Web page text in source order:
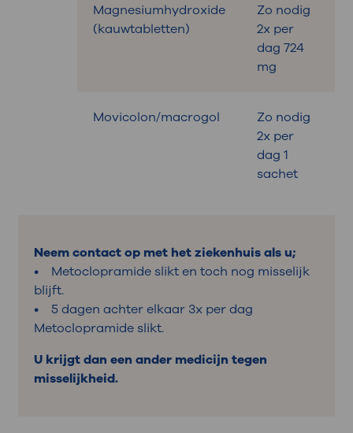
Magnesiumhydroxide
(kauwtabletten)
Zo nodig
2x per
dag 724
mg
Movicolon/macrogol
Zo nodig
2x per
dag 1
sachet
Neem contact op met het ziekenhuis als u;
• Metoclopramide slikt en toch nog misselijk
blijft.
• 5 dagen achter elkaar 3x per dag
Metoclopramide slikt.
U krijgt dan een ander medicijn tegen
misselijkheid.